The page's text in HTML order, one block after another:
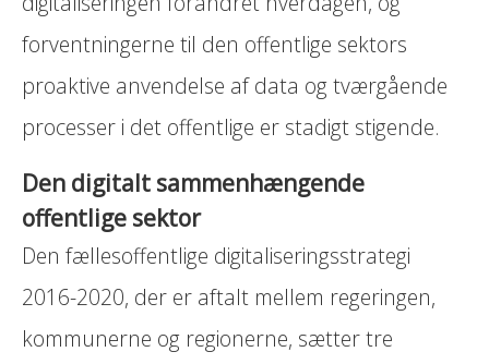
forventningerne til den offentlige sektors
proaktive anvendelse af data og tværgående
processer i det offentlige er stadigt stigende.
Den digitalt sammenhængende
offentlige sektor
Den fællesoffentlige digitaliseringsstrategi
2016-2020, der er aftalt mellem regeringen,
kommunerne og regionerne, sætter tre